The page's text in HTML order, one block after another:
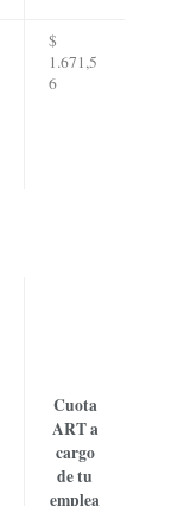
$
1.671,5
6
Cuota
ART a
cargo
de tu
emplea